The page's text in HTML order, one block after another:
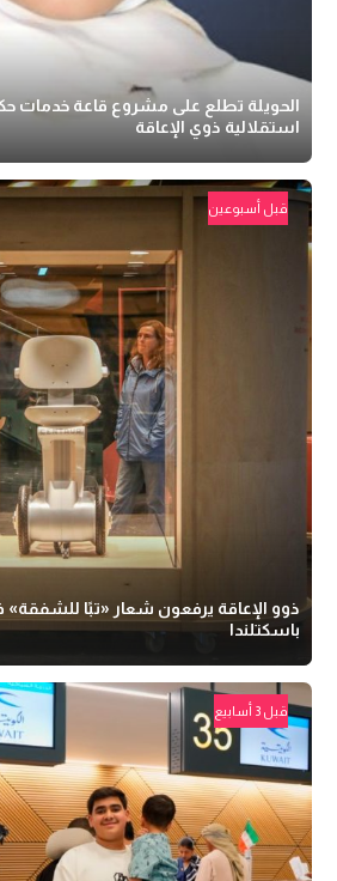
الحويلة تطلع على مشروع قاعة خدمات
استقلالية ذوي الإعاقة
قبل أسبوعين
ذوو الإعاقة يرفعون شعار «تبًا
باسكتلندا
قبل 3 أسابيع